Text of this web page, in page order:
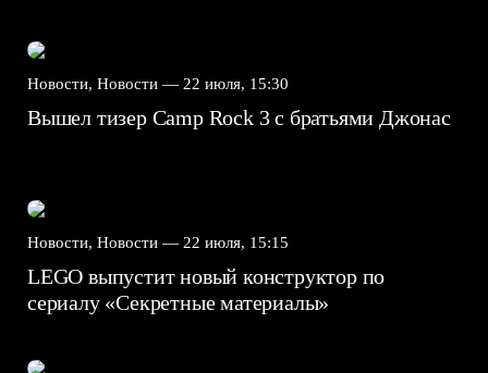
Новости, Новости — 22 июля, 15:30
Вышел тизер Camp Rock 3 с братьями Джонас
Новости, Новости — 22 июля, 15:15
LEGO выпустит новый конструктор по
сериалу «Секретные материалы»